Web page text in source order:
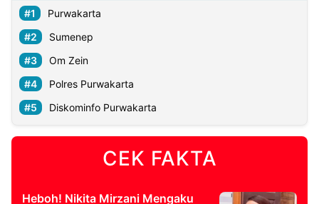
Purwakarta
Sumenep
Om Zein
Polres Purwakarta
Diskominfo Purwakarta
CEK FAKTA
Heboh! Nikita Mirzani Mengaku